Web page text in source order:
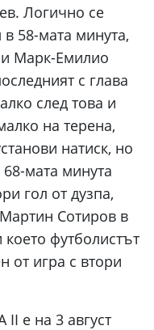
Логично се
в 58-мата минута,
Марк-Емилио
с глава
след това и
на терена,
натиск, но
68-мата минута
гол от дузпа,
Сотиров в
което футболистът
от игра с втори
е на 3 август